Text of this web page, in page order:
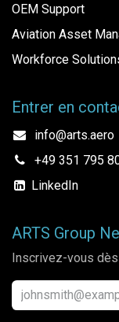
OEM Support
Aviation Asset
Workforce
Entrer en
info@arts.aero
+49 351 795
LinkedIn
ARTS Group
Inscrivez-vous